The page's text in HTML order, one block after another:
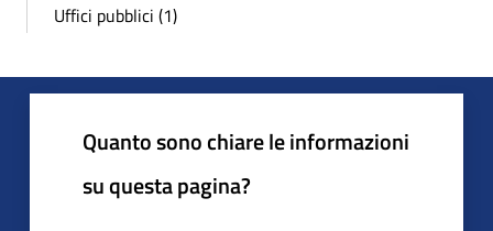
Uffici pubblici (1)
Quanto sono chiare le informazioni
su questa pagina?